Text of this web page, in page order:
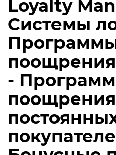
Loyalty
Системы
-
поощрения